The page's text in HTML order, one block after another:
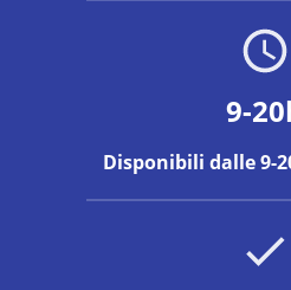
9-
Disponibili dalle 9-